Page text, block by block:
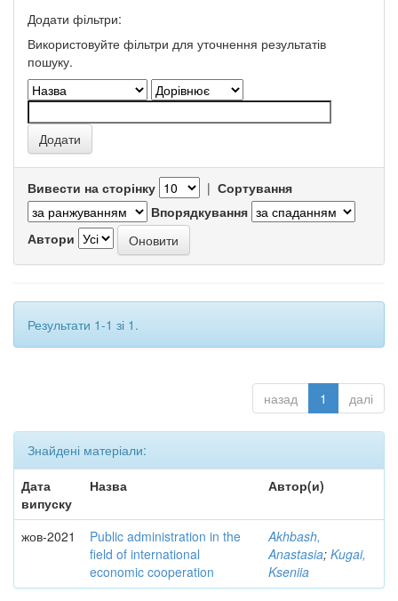
Додати фільтри:
Використовуйте фільтри для уточнення результатів
пошуку.
Вивести на сторінку | Сортування
Впорядкування
Автори
Результати 1-1 зі 1.
назад 1 далі
Знайдені матеріали:
Дата
випуску
Назва Автор(и)
жов-2021
Public administration in the
field of international
economic cooperation
Akhbash,
Anastasia; Kugai,
Kseniia